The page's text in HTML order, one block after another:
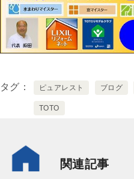
タグ ピュアレスト ブログ
TOTO
関連記事